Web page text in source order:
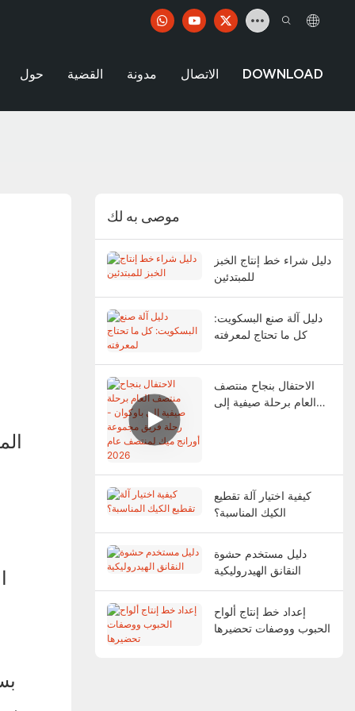
حول القضية مدونة الاتصال DOWNLOAD
موصى به لك
دليل شراء خط إنتاج الخبز
للمبتدئين
دليل آلة صنع البسكويت:
كل ما تحتاج لمعرفته
الاحتفال بنجاح منتصف
العام برحلة صيفية إلى
كيفية اختيار آلة تقطيع
الكيك المناسبة؟
دليل مستخدم حشوة
النقانق الهيدروليكية
إعداد خط إنتاج ألواح
الحبوب ووصفات تحضيرها